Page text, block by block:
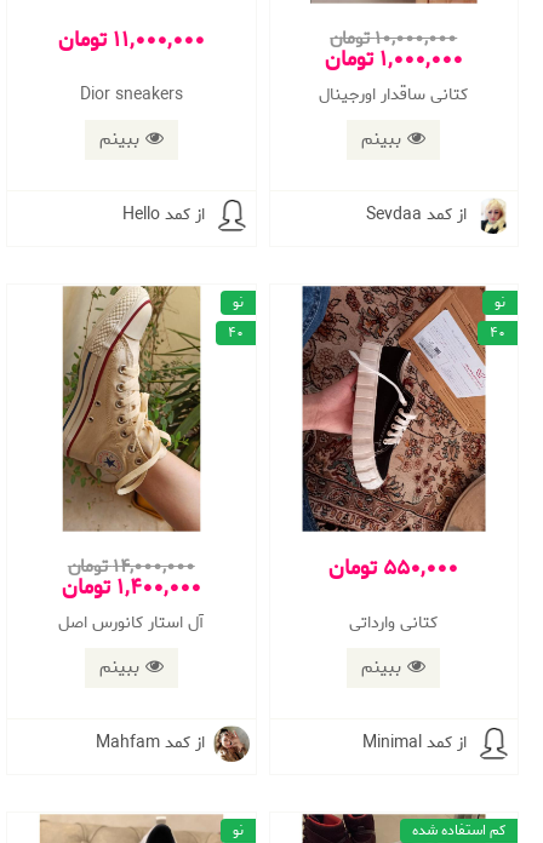
10,000,000 تومان
1,000,000 تومان
کتانی ساقدار اورجینال
ببینم
از کمد Sevdaa
11,000,000 تومان
Dior sneakers
ببینم
از کمد Hello
550,000 تومان
کتانی وارداتی
ببینم
نو
40
از کمد Minimal
14,000,000 تومان
1,400,000 تومان
آل استار کانورس اصل
ببینم
نو
40
از کمد Mahfam
کم استفاده شده
نو